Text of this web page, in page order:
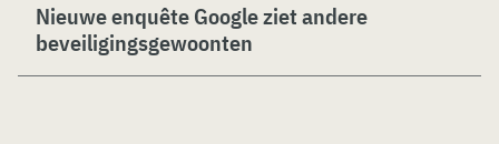
Nieuwe enquête Google ziet andere
beveiligingsgewoonten